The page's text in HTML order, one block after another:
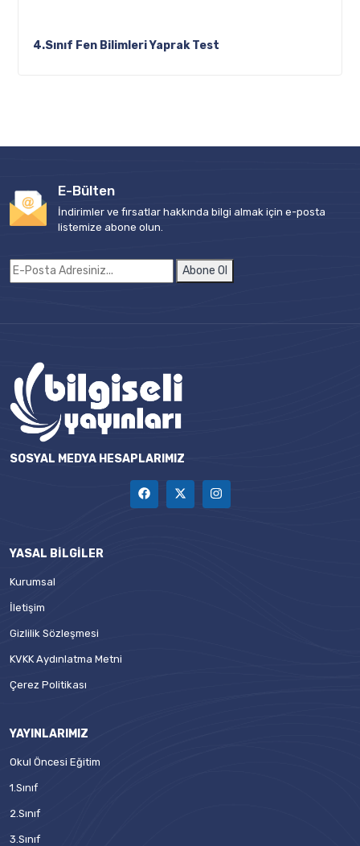
4.Sınıf Fen Bilimleri Yaprak Test
E-Bülten
İndirimler ve fırsatlar hakkında bilgi almak için e-posta
listemize abone olun.
Abone Ol
SOSYAL MEDYA HESAPLARIMIZ
YASAL BILGILER
Kurumsal
İletişim
Gizlilik Sözleşmesi
KVKK Aydınlatma Metni
Çerez Politikası
YAYINLARIMIZ
Okul Öncesi Eğitim
1.Sınıf
2.Sınıf
3.Sınıf